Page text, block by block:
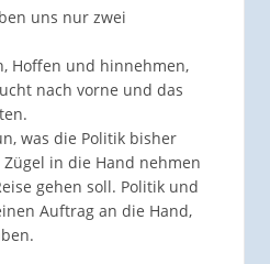
uns nur zwei
Hoffen und hinnehmen,
nach vorne und das
was die Politik bisher
in die Hand nehmen
gehen soll. Politik und
Auftrag an die Hand,